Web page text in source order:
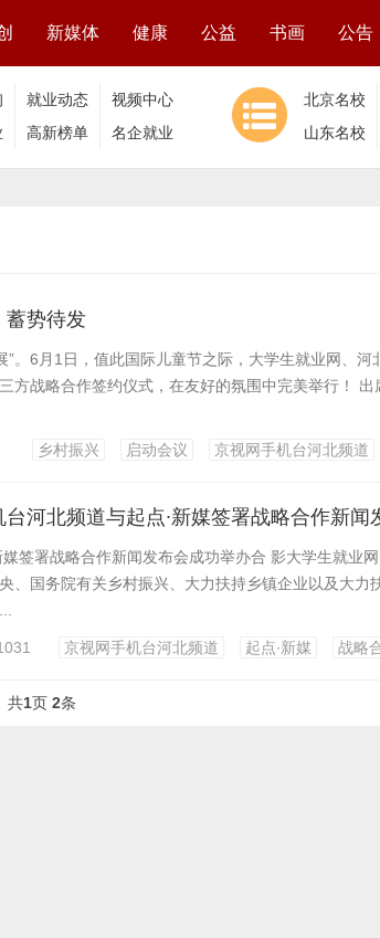
新媒体 健康 公益 书画 公告
就业动态
视频中心
高新榜单 名企就业
北京名校
山东名校
蓄势待发
”。6月1日，值此国际儿童节之际，大学生就业网、
方战略合作签约仪式，在友好的氛围中完美举行！
乡村振兴 启动会议 京视网手机台河北频道
河北频道与起点∙新媒签署战略合作新闻
签署战略合作新闻发布会成功举办合 影大学生就业
、国务院有关乡村振兴、大力扶持乡镇企业以及大力
京视网手机台河北频道 起点∙新媒 战略
共1页 2条